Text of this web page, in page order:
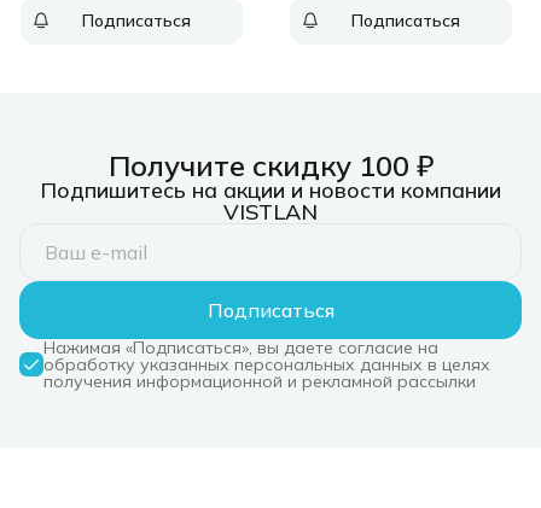
Подписаться Подписаться
Получите скидку 100 ₽
Подпишитесь на акции и новости компании
VISTLAN
Подписаться
Нажимая «Подписаться», вы даете согласие на
обработку указанных персональных данных в целях
получения информационной и рекламной рассылки